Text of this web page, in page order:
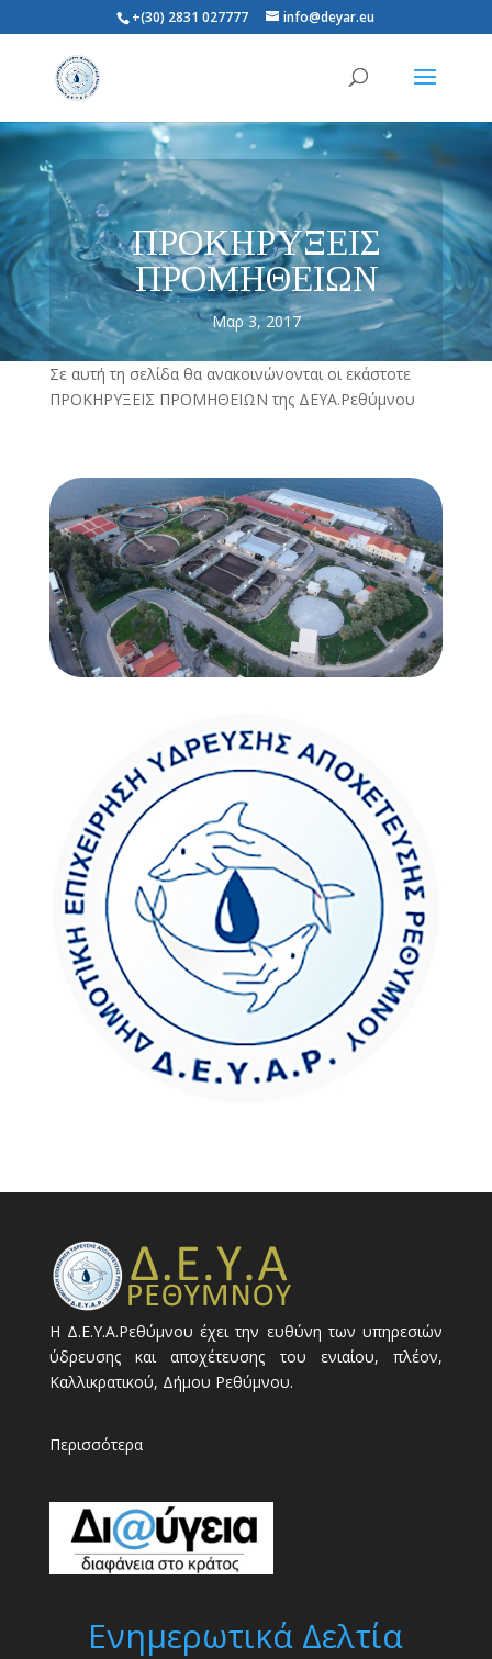
+(30) 2831 027777 info@deyar.eu
ΠΡΟΚΗΡΥΞΕΙΣ
ΠΡΟΜΗΘΕΙΩΝ
Μαρ 3, 2017
Σε αυτή τη σελίδα θα ανακοινώνονται οι εκάστοτε
ΠΡΟΚΗΡΥΞΕΙΣ ΠΡΟΜΗΘΕΙΩΝ της ΔΕΥΑ.Ρεθύμνου
Η Δ.Ε.Υ.Α.Ρεθύμνου έχει την ευθύνη των υπηρεσιών
ύδρευσης και αποχέτευσης του ενιαίου, πλέον,
Καλλικρατικού, Δήμου Ρεθύμνου.
Περισσότερα
Ενημερωτικά Δελτία